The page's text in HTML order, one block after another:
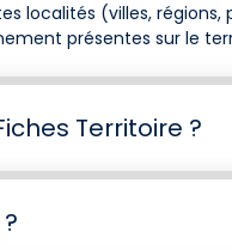
localités (villes,
présentes sur le
Territoire ?